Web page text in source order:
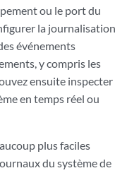
ou le port du
la journalisation
événements
y compris les
ensuite inspecter
en temps réel ou
plus faciles
du système de